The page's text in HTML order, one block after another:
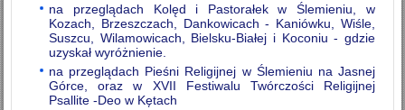
na przeglądach Kolęd i Pastorałek w Ślemieniu, w
Kozach, Brzeszczach, Dankowicach - Kaniówku, Wiśle,
Suszcu, Wilamowicach, Bielsku-Białej i Koconiu - gdzie
uzyskał wyróżnienie.
na przeglądach Pieśni Religijnej w Ślemieniu na Jasnej
Górce, oraz w XVII Festiwalu Twórczości Religijnej
Psallite -Deo w Kętach